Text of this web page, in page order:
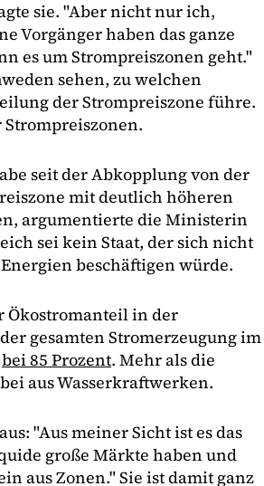
sie. "Aber nicht nur ich,
Vorgänger haben das ganze
es um Strompreiszonen geht."
sehen, zu welchen
der Strompreiszone führe.
seit der Abkopplung von der
mit deutlich höheren
argumentierte die Ministerin
sei kein Staat, der sich nicht
beschäftigen würde.
Ökostromanteil in der
gesamten Stromerzeugung im
bei 85 Prozent. Mehr als die
aus Wasserkraftwerken.
"Aus meiner Sicht ist es das
große Märkte haben und
aus Zonen." Sie ist damit ganz